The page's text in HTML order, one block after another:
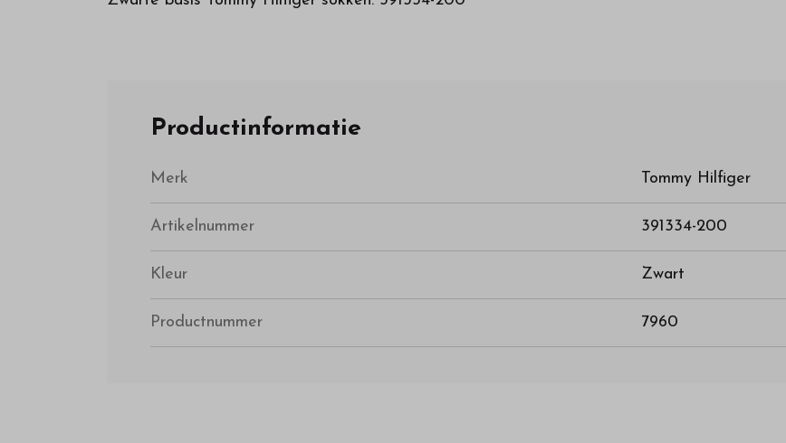
Productinformatie
Merk Tommy Hilfiger
Artikelnummer 391334-200
Kleur Zwart
Productnummer 7960